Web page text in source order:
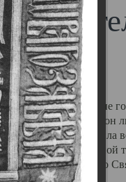
другие губернские
результате которых он
ударила
–х годов. Отправной
кафедрального